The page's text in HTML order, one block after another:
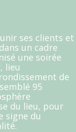
ses clients et
un cadre
une soirée
lieu
de
95
du lieu, pour
signe du